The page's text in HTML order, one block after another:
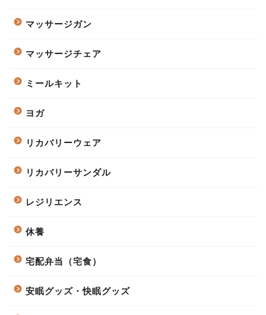
マッサージガン
マッサージチェア
ミールキット
ヨガ
リカバリーウェア
リカバリーサンダル
レジリエンス
休養
宅配弁当（宅食）
安眠グッズ・快眠グッズ